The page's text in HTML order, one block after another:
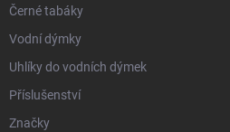
Černé tabáky
Vodní dýmky
Uhlíky do vodních dýmek
Příslušenství
Značky